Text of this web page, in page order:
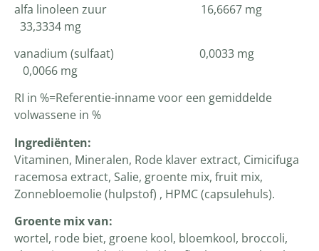
alfa linoleen zuur 16,6667 mg
33,3334 mg
vanadium (sulfaat) 0,0033 mg
0,0066 mg
RI in %=Referentie-inname voor een gemiddelde
volwassene in %
Ingrediënten:
Vitaminen, Mineralen, Rode klaver extract, Cimicifuga
racemosa extract, Salie, groente mix, fruit mix,
Zonnebloemolie (hulpstof) , HPMC (capsulehuls).
Groente mix van:
wortel, rode biet, groene kool, bloemkool, broccoli,